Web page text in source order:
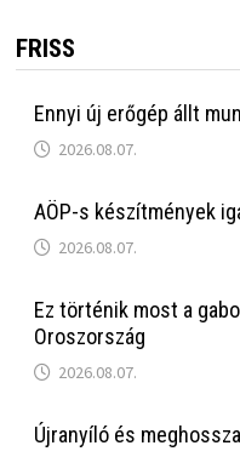
FRISS
Ennyi új erőgép állt
2026.08.07.
AÖP-s készítmények
2026.08.07.
Ez történik most a
Oroszország
2026.08.07.
Újranyíló és